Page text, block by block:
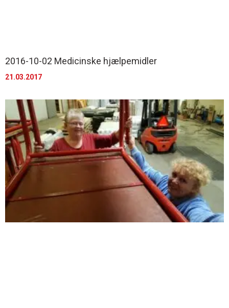
2016-10-02 Medicinske hjælpemidler
21.03.2017